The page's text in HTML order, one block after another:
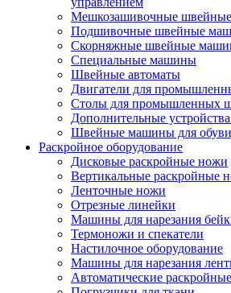
Мешкозашивочные
Подшивочные швейные
Скорняжные швейные
Специальные машины
Швейные автоматы
Двигатели для
Столы для промышленных
Дополнительные
Швейные машины для обуви
Раскройное оборудование
Дисковые раскройные ножи
Вертикальные раскройные
Ленточные ножи
Отрезные линейки
Машины для нарезания
Термоножи и спекатели
Настилочное оборудование
Машины для нарезания
Автоматические